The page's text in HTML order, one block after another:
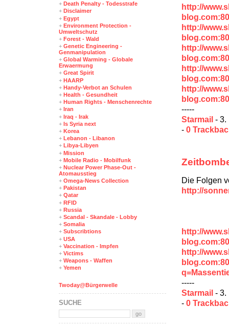
http://
http://
http://
http://
http://
-----
Starmail - 3.
- 0
Die Folgen
http://
http://
http://
-----
Starmail - 3.
- 0
+ Death Penalty - Todesstrafe
+ Disclaimer
+ Egypt
+ Environment Protection -
Umweltschutz
+ Forest - Wald
+ Genetic Engineering -
Genmanipulation
+ Global Warming - Globale
Erwaermung
+ Great Spirit
+ HAARP
+ Handy-Verbot an Schulen
+ Health - Gesundheit
+ Human Rights - Menschenrechte
+ Iran
+ Iraq - Irak
+ Is Syria next
+ Korea
+ Lebanon - Libanon
+ Libya-Libyen
+ Mission
+ Mobile Radio - Mobilfunk
+ Nuclear Power Phase-Out -
Atomausstieg
+ Omega-News Collection
+ Pakistan
+ Qatar
+ RFID
+ Russia
+ Scandal - Skandale - Lobby
+ Somalia
+ Subscribtions
+ USA
+ Vaccination - Impfen
+ Victims
+ Weapons - Waffen
+ Yemen
Twoday@Bürgerwelle
SUCHE